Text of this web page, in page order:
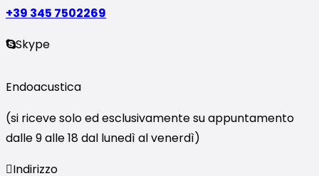
+39 345 7502269
Skype
Endoacustica
(si riceve solo ed esclusivamente su appuntamento
dalle 9 alle 18 dal lunedì al venerdì)
Indirizzo